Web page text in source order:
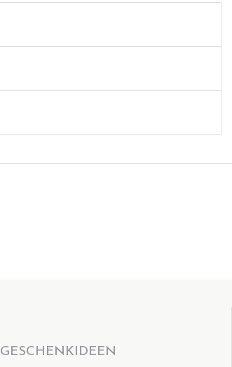
GESCHENKIDEEN